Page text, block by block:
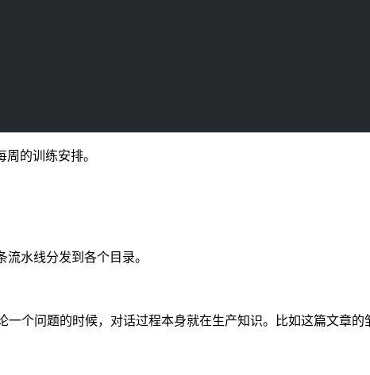
的训练安排。
水线分发到各个目录。
个问题的时候，对话过程本身就在生产知识。比如这篇文章的